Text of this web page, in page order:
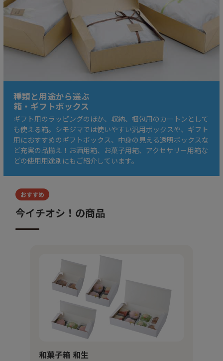
種類と用途から選ぶ
箱・ギフトボックス
ギフト用のラッピングのほか、収納、梱包用のカートンとして
も使える箱。シモジマでは使いやすい汎用ボックスや、ギフト
用におすすめのギフトボックス、中身の見える透明ボックスな
ど充実の品揃え！お酒用箱、お菓子用箱、アクセサリー用箱な
どの使用用途別にもご紹介しています。
おすすめ
今イチオシ！の商品
和菓子箱 和生